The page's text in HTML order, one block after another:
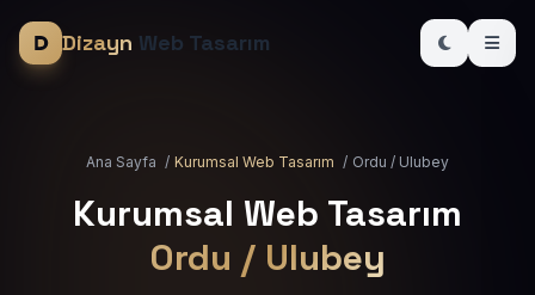
Dizayn Web Tasarım
Ana Sayfa / Kurumsal Web Tasarım / Ordu / Ulubey
Kurumsal Web Tasarım
Ordu / Ulubey